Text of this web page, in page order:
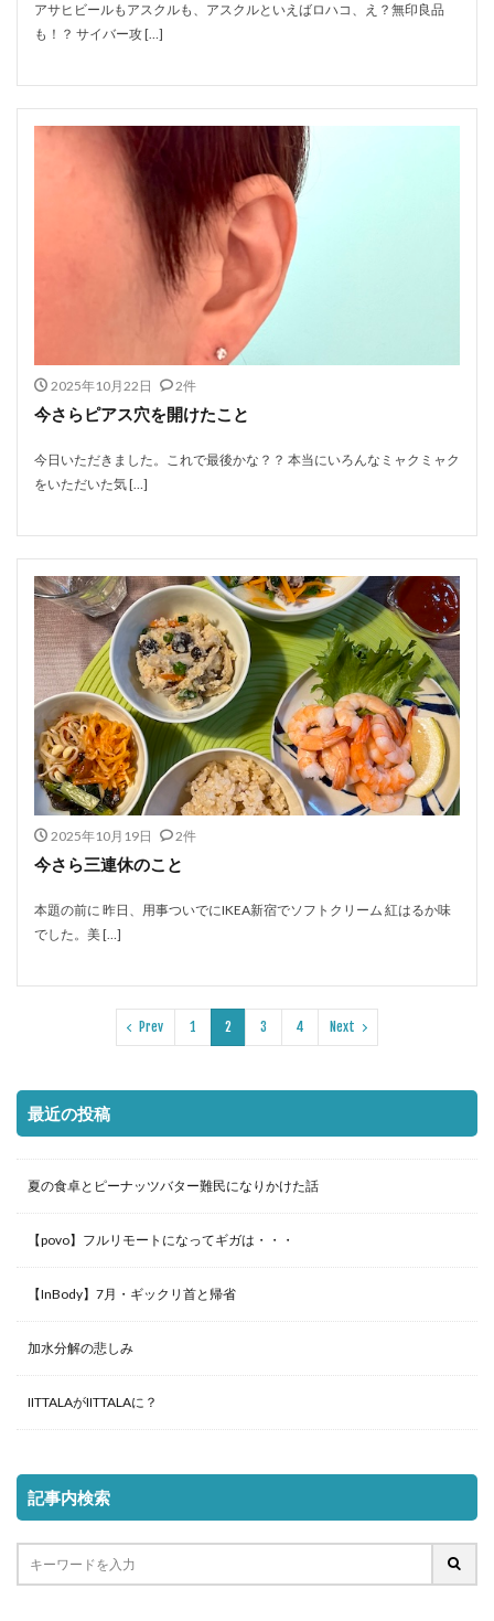
アサヒビールもアスクルも、アスクルといえばロハコ、え？無印良品
も！？ サイバー攻 […]
2025年10月22日 2件
今さらピアス穴を開けたこと
今日いただきました。これで最後かな？？ 本当にいろんなミャクミャク
をいただいた気 […]
2025年10月19日 2件
今さら三連休のこと
本題の前に 昨日、用事ついでにIKEA新宿でソフトクリーム 紅はるか味
でした。美 […]
Prev 1 2 3 4 Next
最近の投稿
夏の食卓とピーナッツバター難民になりかけた話
【povo】フルリモートになってギガは・・・
【InBody】7月・ギックリ首と帰省
加水分解の悲しみ
IITTALAがIITTALAに？
記事内検索